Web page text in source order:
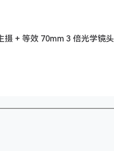
摄 + 等效 70mm 3 倍光学镜头